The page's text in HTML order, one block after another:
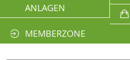
ANLAGEN
MEMBERZONE